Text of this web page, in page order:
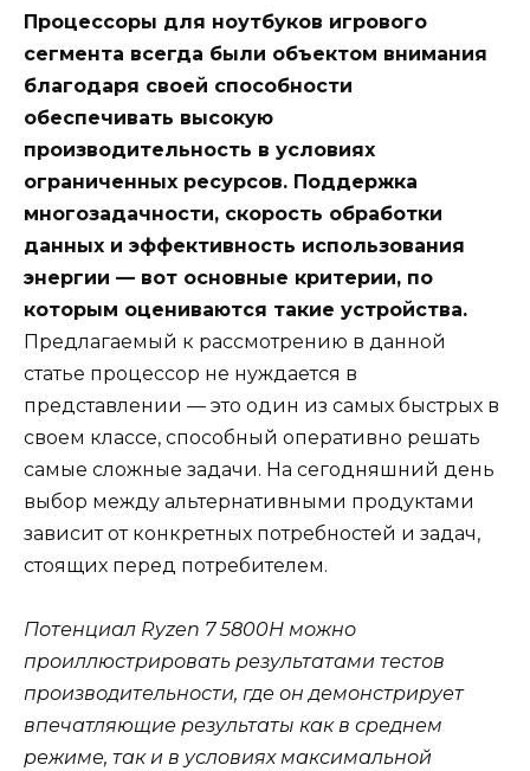
Процессоры для ноутбуков игрового
сегмента всегда были объектом внимания
благодаря своей способности
обеспечивать высокую
производительность в условиях
ограниченных ресурсов. Поддержка
многозадачности, скорость обработки
данных и эффективность использования
энергии — вот основные критерии, по
которым оцениваются такие устройства.
Предлагаемый к рассмотрению в данной
статье процессор не нуждается в
представлении — это один из самых быстрых в
своем классе, способный оперативно решать
самые сложные задачи. На сегодняшний день
выбор между альтернативными продуктами
зависит от конкретных потребностей и задач,
стоящих перед потребителем.
Потенциал Ryzen 7 5800H можно
проиллюстрировать результатами тестов
производительности, где он демонстрирует
впечатляющие результаты как в среднем
режиме, так и в условиях максимальной